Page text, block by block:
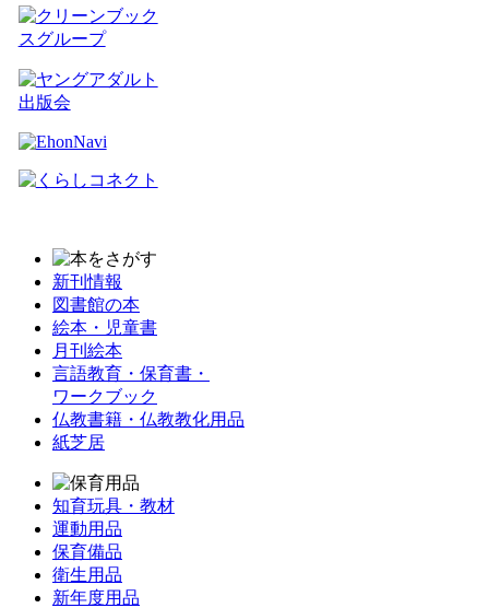
新刊情報
図書館の本
絵本・児童書
月刊絵本
言語教育・保育書・
ワークブック
仏教書籍・仏教教化用品
紙芝居
知育玩具・教材
運動用品
保育備品
衛生用品
新年度用品